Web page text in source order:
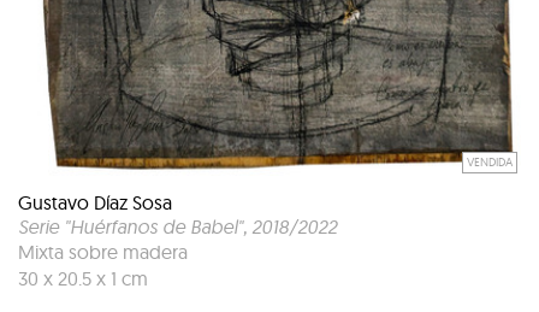
Gustavo Díaz Sosa
VENDIDA
Serie "Huérfanos de Babel", 2018/2022
Mixta sobre madera
30 x 20.5 x 1 cm